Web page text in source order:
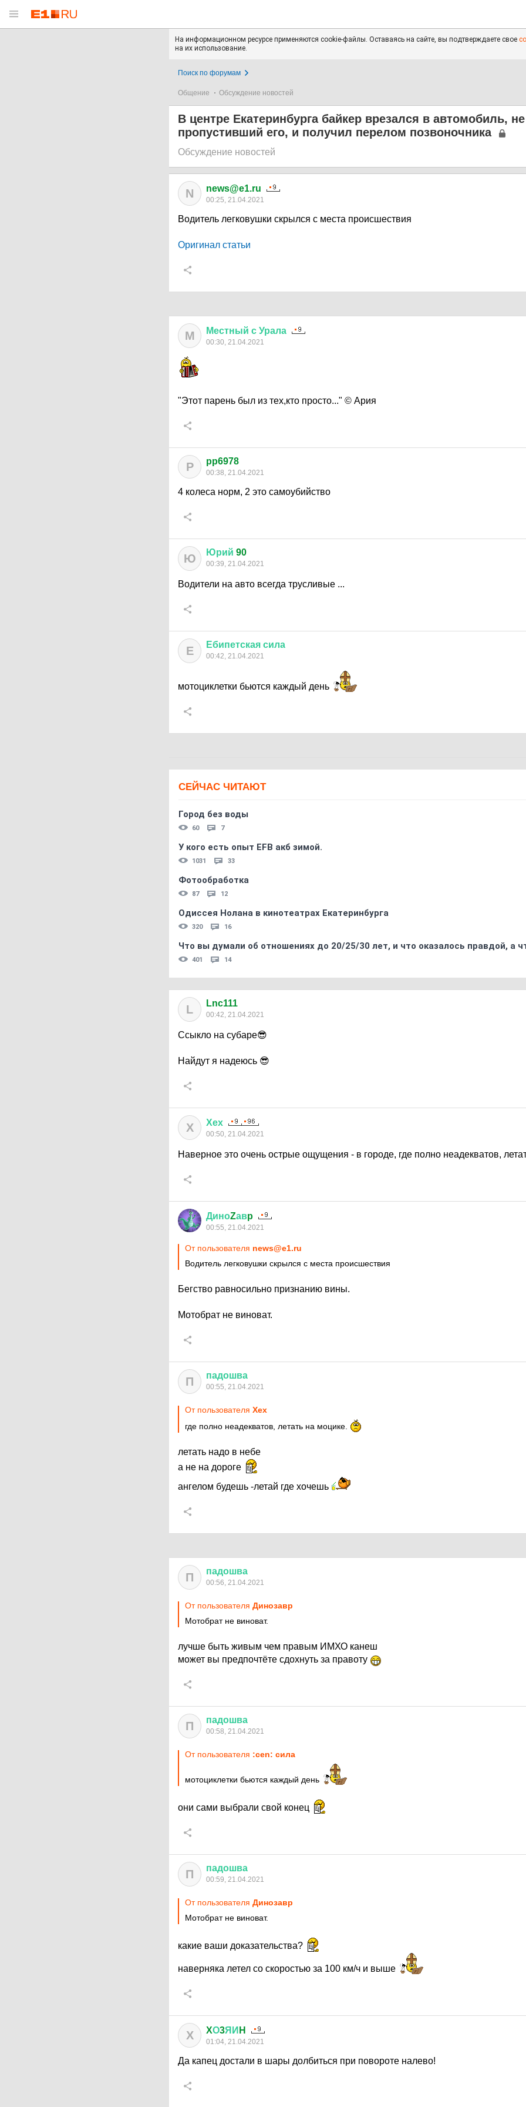
На информационном ресурсе применяются cookie-файлы. Оставаясь на сайте, вы подтверждаете свое
на их использование.
Поиск по форумам
Общение Обсуждение новостей
В центре Екатеринбурга байкер врезался в автомобиль, не
пропустивший его, и получил перелом позвоночника
Обсуждение новостей
N news@e1.ru
00:25, 21.04.2021
Водитель легковушки скрылся с места происшествия
Оригинал статьи
М Местный с Урала
00:30, 21.04.2021
"Этот парень был из тех,кто просто..." © Ария
P pp6978
00:38, 21.04.2021
4 колеса норм, 2 это самоубийство
Ю Юрий 90
00:39, 21.04.2021
Водители на авто всегда трусливые ...
Е Ебипетская сила
00:42, 21.04.2021
мотоциклетки бьются каждый день
СЕЙЧАС ЧИТАЮТ
Город без воды
60 7
У кого есть опыт EFB акб зимой.
1031 33
Фотообработка
87 12
Одиссея Нолана в кинотеатрах Екатеринбурга
320 16
Что вы думали об отношениях до 20/25/30 лет, и что оказалось правдой, а
401 14
L Lnc111
00:42, 21.04.2021
Ссыкло на субаре😎
Найдут я надеюсь 😎
Х Хех
00:50, 21.04.2021
Наверное это очень острые ощущения - в городе, где полно неадекватов,
ДиноZавp
00:55, 21.04.2021
От пользователя news@e1.ru
Водитель легковушки скрылся с места происшествия
Бегство равносильно признанию вины.
Мотобрат не виноват.
П падошва
00:55, 21.04.2021
От пользователя Хех
где полно неадекватов, летать на моцике.
летать надо в небе
а не на дороге
ангелом будешь -летай где хочешь
П падошва
00:56, 21.04.2021
От пользователя Динозавp
Мотобрат не виноват.
лучше быть живым чем правым ИМХО канеш
может вы предпочтёте сдохнуть за правоту
П падошва
00:58, 21.04.2021
От пользователя :cen: сила
мотоциклетки бьются каждый день
они сами выбрали свой конец
П падошва
00:59, 21.04.2021
От пользователя Динозавp
Мотобрат не виноват.
какие ваши доказательства?
наверняка летел со скоростью за 100 км/ч и выше
X XО3ЯИ H
01:04, 21.04.2021
Да капец достали в шары долбиться при повороте налево!